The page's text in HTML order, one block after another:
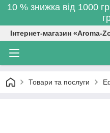
10 % знижка від 1000
Інтернет-магазин «Aroma-
Товари та послуги